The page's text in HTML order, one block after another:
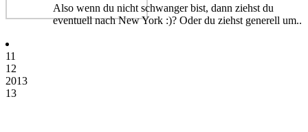
Also wenn du nicht schwanger bist, dann ziehst du
eventuell nach New York :)? Oder du ziehst generell um..
11
12
2013
13